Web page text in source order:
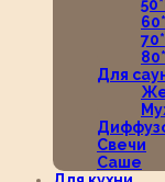
Для
Свечи
Саше